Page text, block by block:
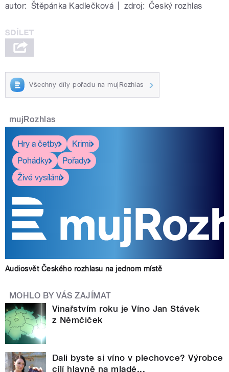
autor: Štěpánka Kadlečková zdroj: Český rozhlas
Všechny díly pořadu na mujRozhlas
mujRozhlas
Hry a četby
Krimi
Pohádky
Pořady
Živé vysílání
Audiosvět Českého rozhlasu na jednom místě
MOHLO BY VÁS ZAJÍMAT
Vinařstvím roku je Víno Jan Stávek
z Němčiček
Dali byste si víno v plechovce? Výrobce
cílí hlavně na mladé...